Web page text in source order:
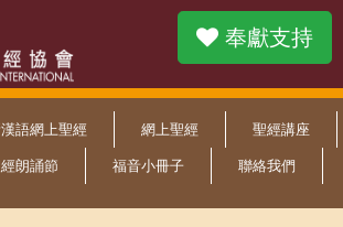
奉獻支持
語網上聖經 網上聖經 聖經講座
朗誦節 福音小冊子 聯絡我們